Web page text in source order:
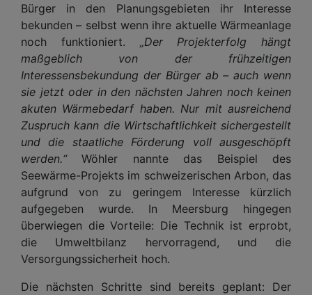
Bürger in den Planungsgebieten ihr Interesse
bekunden – selbst wenn ihre aktuelle Wärmeanlage
noch funktioniert. „Der Projekterfolg hängt
maßgeblich von der frühzeitigen
Interessensbekundung der Bürger ab – auch wenn
sie jetzt oder in den nächsten Jahren noch keinen
akuten Wärmebedarf haben. Nur mit ausreichend
Zuspruch kann die Wirtschaftlichkeit sichergestellt
und die staatliche Förderung voll ausgeschöpft
werden.“Wöhler nannte das Beispiel des
Seewärme-Projekts im schweizerischen Arbon, das
aufgrund von zu geringem Interesse kürzlich
aufgegeben wurde. In Meersburg hingegen
überwiegen die Vorteile: Die Technik ist erprobt,
die Umweltbilanz hervorragend, und die
Versorgungssicherheit hoch.
Die nächsten Schritte sind bereits geplant: Der